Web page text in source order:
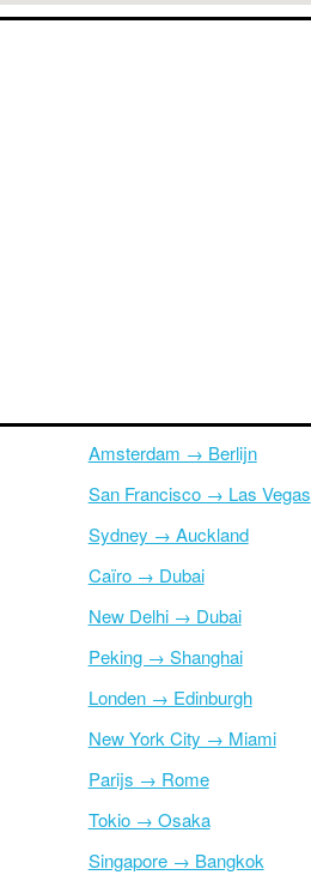
Amsterdam → Berlijn
San Francisco → Las Vegas
Sydney → Auckland
Caïro → Dubai
New Delhi → Dubai
Peking → Shanghai
Londen → Edinburgh
New York City → Miami
Parijs → Rome
Tokio → Osaka
Singapore → Bangkok